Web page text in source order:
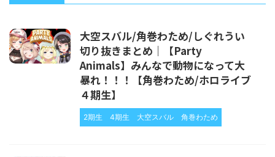
大空スバル/角巻わため/しぐれうい
切り抜きまとめ｜【Party
Animals】みんなで動物になって大
暴れ！！！【角巻わため/ホロライブ
４期生】
2期生 4期生 大空スバル 角巻わため